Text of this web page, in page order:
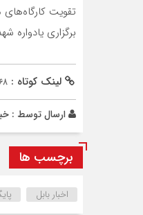
تقویت
برگزاری یادواره
لینک کوتاه :
ارسال توسط :
برچسب ها
اخبار بابل